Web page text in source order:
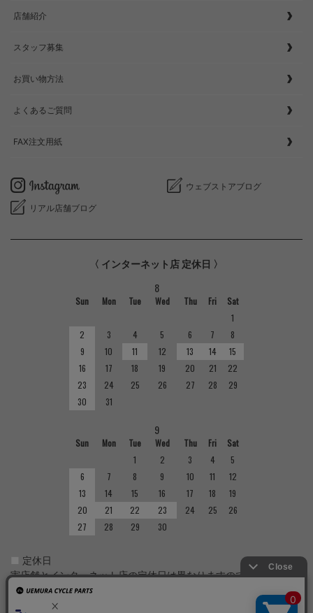
店舗紹介
スタッフ募集
お買い物方法
よくあるご質問
FAX注文用紙
ウェブストアブログ
リアル店舗ブログ
〈 インターネット店 定休日 〉
8
Sun Mon Tue Wed Thu Fri
Sat
1
2
3 4 5 6 7
8
9
10 11 12 13 14
15
16
17 18 19 20 21
22
23
24 25 26 27 28
29
30
31
9
Sun Mon Tue Wed Thu Fri
Sat
1
2 3 4
5
6
7 8 9 10 11
12
13
14 15 16 17 18
19
20
21 22 23 24 25
26
27
28 29 30
定休日
実店舗とインターネット店の定休日は異なりますのでご注意くだ
さい。実店舗の定休日については店舗紹介をご確認ください。